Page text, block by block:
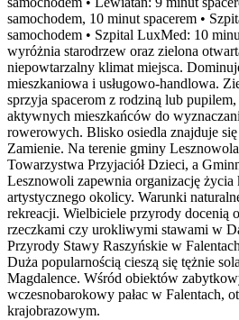
samochodem, 10 minut spacerem •
samochodem • Szpital LuxMed: 10
wyróżnia starodrzew oraz zielona
niepowtarzalny klimat miejsca.
mieszkaniowa i usługowo-handlowa.
sprzyja spacerom z rodziną lub pupilem,
aktywnych mieszkańców do
rowerowych. Blisko osiedla znajduje
Zamienie. Na terenie gminy
Towarzystwa Przyjaciół Dzieci, a
Lesznowoli zapewnia organizację życia
artystycznego okolicy. Warunki
rekreacji. Wielbiciele przyrody docenią
rzeczkami czy urokliwymi stawami w
Przyrody Stawy Raszyńskie w
Duża popularnością cieszą się tężnie
Magdalence. Wśród obiektów
wczesnobarokowy pałac w Falentach,
krajobrazowym.